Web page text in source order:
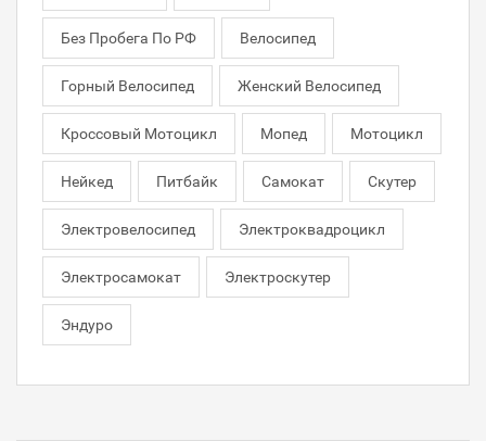
Без Пробега По РФ Велосипед
Горный Велосипед Женский Велосипед
Кроссовый Мотоцикл Мопед Мотоцикл
Нейкед Питбайк Самокат Скутер
Электровелосипед Электроквадроцикл
Электросамокат Электроскутер
Эндуро